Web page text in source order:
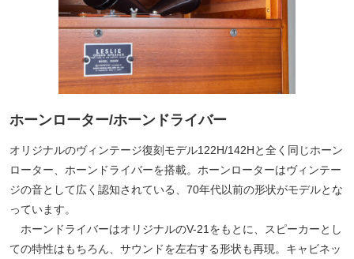
ホーンローター/ホーンドライバー
オリジナルのヴィンテージ復刻モデル122H/142Hと全く同じホーン
ローター、ホーンドライバーを搭載。ホーンローターはヴィンテー
ジの音として広く認知されている、70年代以前の形状がモデルとな
っています。
ホーンドライバーはオリジナルのV-21をもとに、スピーカーとし
ての特性はもちろん、サウンドを左右する形状も再現。キャビネッ